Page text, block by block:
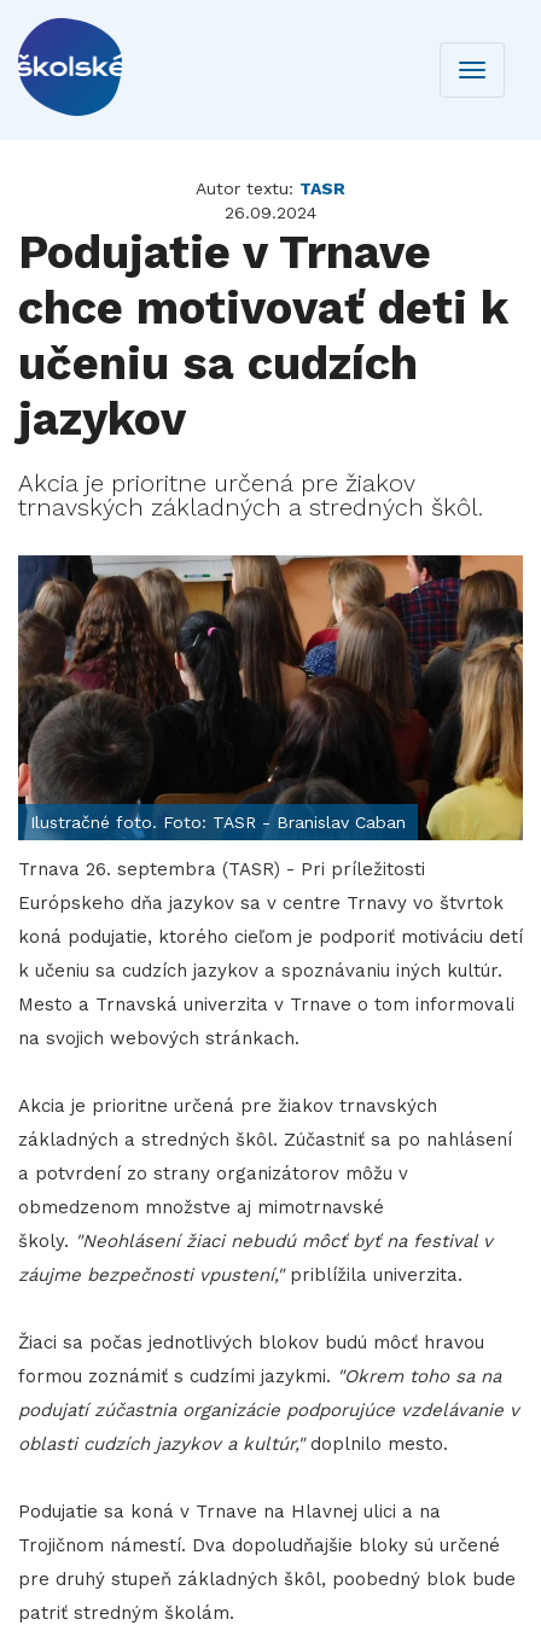
Toggle
Autor textu: TASR
26.09.2024
Podujatie v Trnave
chce motivovať deti k
učeniu sa cudzích
jazykov
Akcia je prioritne určená pre žiakov
trnavských základných a stredných škôl.
Ilustračné foto. Foto: TASR - Branislav Caban
Trnava 26. septembra (TASR) - Pri príležitosti
Európskeho dňa jazykov sa v centre Trnavy vo štvrtok
koná podujatie, ktorého cieľom je podporiť motiváciu detí
k učeniu sa cudzích jazykov a spoznávaniu iných kultúr.
Mesto a Trnavská univerzita v Trnave o tom informovali
na svojich webových stránkach.
Akcia je prioritne určená pre žiakov trnavských
základných a stredných škôl. Zúčastniť sa po nahlásení
a potvrdení zo strany organizátorov môžu v
obmedzenom množstve aj mimotrnavské
školy. "Neohlásení žiaci nebudú môcť byť na festival v
záujme bezpečnosti vpustení,"priblížila univerzita.
Žiaci sa počas jednotlivých blokov budú môcť hravou
formou zoznámiť s cudzími jazykmi. "Okrem toho sa na
podujatí zúčastnia organizácie podporujúce vzdelávanie v
oblasti cudzích jazykov a kultúr,"doplnilo mesto.
Podujatie sa koná v Trnave na Hlavnej ulici a na
Trojičnom námestí. Dva dopoludňajšie bloky sú určené
pre druhý stupeň základných škôl, poobedný blok bude
patriť stredným školám.